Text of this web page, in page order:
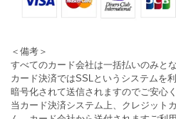
＜備考＞
すべてのカード会社は一括払いのみと
カード決済ではSSLというシステムを
暗号化されて送信されますのでご安心く
当カード決済システム上、クレジット